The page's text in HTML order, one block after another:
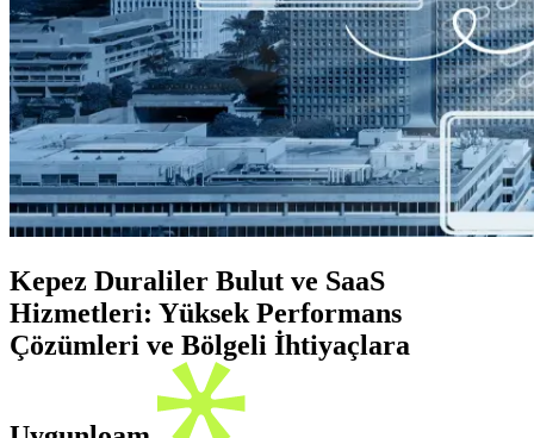
Kepez Duraliler Bulut ve SaaS
Hizmetleri: Yüksek Performans
Çözümleri ve Bölgeli İhtiyaçlara